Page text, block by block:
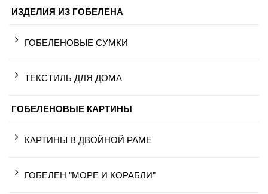
ИЗДЕЛИЯ ИЗ ГОБЕЛЕНА
ГОБЕЛЕНОВЫЕ СУМКИ
ТЕКСТИЛЬ ДЛЯ ДОМА
ГОБЕЛЕНОВЫЕ КАРТИНЫ
КАРТИНЫ В ДВОЙНОЙ РАМЕ
ГОБЕЛЕН "МОРЕ И КОРАБЛИ"